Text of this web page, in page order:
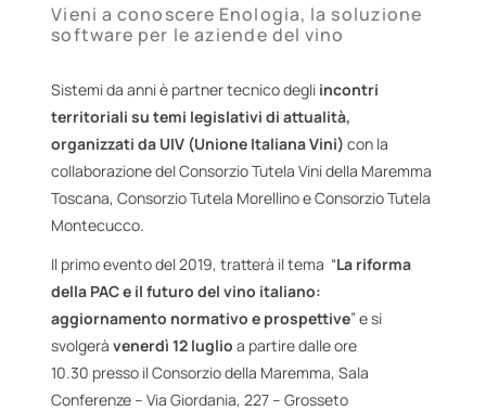
Vieni a conoscere Enologia, la soluzione
software per le aziende del vino
Sistemi da anni è partner tecnico degli incontri
territoriali su temi legislativi di attualità,
organizzati da UIV (Unione Italiana Vini) con la
collaborazione del Consorzio Tutela Vini della Maremma
Toscana, Consorzio Tutela Morellino e Consorzio Tutela
Montecucco.
Il primo evento del 2019, tratterà il tema “La riforma
della PAC e il futuro del vino italiano:
aggiornamento normativo e prospettive” e si
svolgeràvenerdì 12 luglioa partire dalle ore
10.30 presso il Consorzio della Maremma, Sala
Conferenze – Via Giordania, 227 – Grosseto